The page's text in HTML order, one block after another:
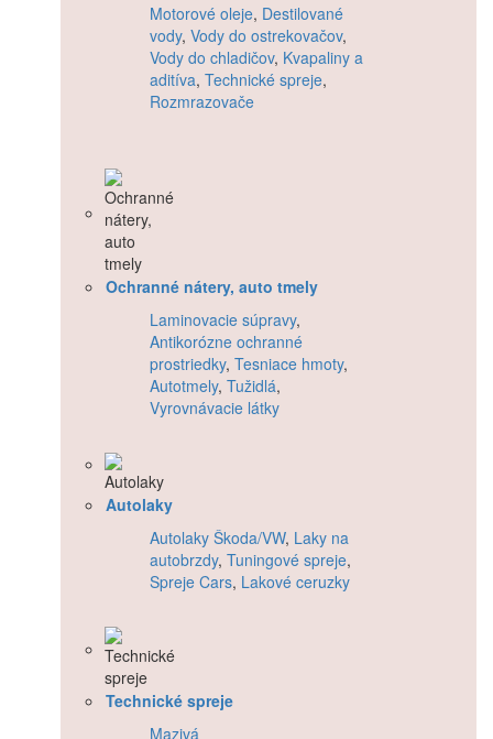
Motorové oleje, Destilované
vody, Vody do ostrekovačov,
Vody do chladičov, Kvapaliny a
aditíva, Technické spreje,
Rozmrazovače
Ochranné nátery, auto tmely
Laminovacie súpravy,
Antikorózne ochranné
prostriedky, Tesniace hmoty,
Autotmely, Tužidlá,
Vyrovnávacie látky
Autolaky
Autolaky Škoda/VW, Laky na
autobrzdy, Tuningové spreje,
Spreje Cars, Lakové ceruzky
Technické spreje
Mazivá